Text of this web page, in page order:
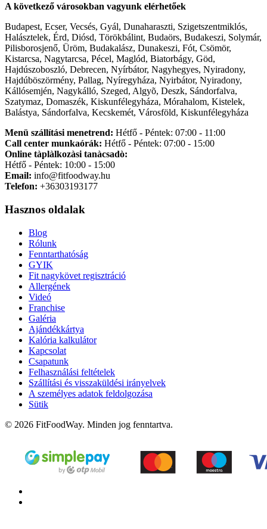
A következő városokban vagyunk elérhetőek
Budapest, Ecser, Vecsés, Gyál, Dunaharaszti, Szigetszentmiklós,
Halásztelek, Érd, Diósd, Törökbálint, Budaörs, Budakeszi, Solymár,
Pilisborosjenő, Üröm, Budakalász, Dunakeszi, Fót, Csömör,
Kistarcsa, Nagytarcsa, Pécel, Maglód, Biatorbágy, Göd,
Hajdúszoboszló, Debrecen, Nyírbátor, Nagyhegyes, Nyiradony,
Hajdúböszörmény, Pallag, Nyíregyháza, Nyirbátor, Nyiradony,
Kállósemjén, Nagykálló, Szeged, Algyõ, Deszk, Sándorfalva,
Szatymaz, Domaszék, Kiskunfélegyháza, Mórahalom, Kistelek,
Balástya, Sándorfalva, Kecskemét, Városföld, Kiskunfélegyháza
Menü szállítási menetrend: Hétfő - Péntek: 07:00 - 11:00
Call center munkaórák: Hétfő - Péntek: 07:00 - 15:00
Online tàplàlkozàsi tanàcsadò:
Hétfő - Péntek: 10:00 - 15:00
Email: info@fitfoodway.hu
Telefon: +36303193177
Hasznos oldalak
Blog
Rólunk
Fenntarthatóság
GYIK
Fit nagykövet regisztráció
Allergének
Videó
Franchise
Galéria
Ajándékkártya
Kalória kalkulátor
Kapcsolat
Csapatunk
Felhasználási feltételek
Szállítási és visszaküldési irányelvek
A személyes adatok feldolgozása
Sütik
© 2026 FitFoodWay. Minden jog fenntartva.